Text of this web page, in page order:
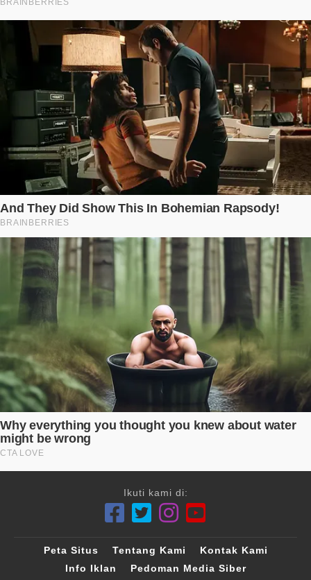
Ikuti kami di:
Peta Situs Tentang Kami
Kontak Kami
Info Iklan
Pedoman Media Siber